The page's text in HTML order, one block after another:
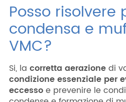
Realizzazioni
Risorse
Contatti
Posso risolvere
condensa e
VMC?
Si, la corretta aerazionedi
condizione essenziale per
eccessoe prevenire le